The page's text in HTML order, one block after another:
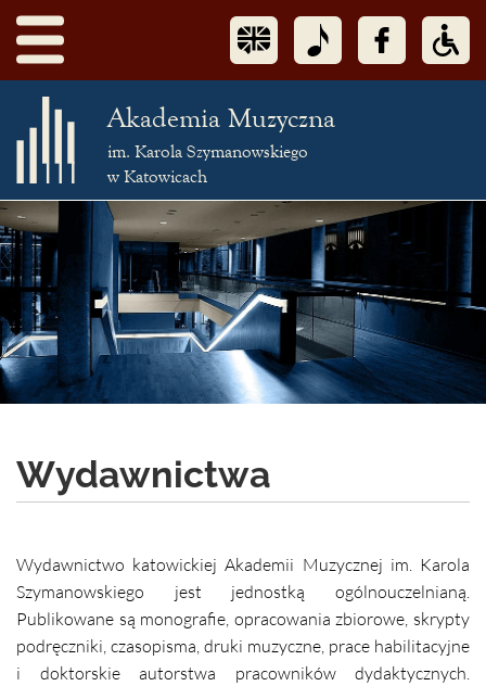
Akademia Muzyczna
im. Karola Szymanowskiego
w Katowicach
Wydawnictwa
Wydawnictwo katowickiej Akademii Muzycznej im. Karola
Szymanowskiego jest jednostką ogólnouczelnianą.
Publikowane są monografie, opracowania zbiorowe, skrypty
podręczniki, czasopisma, druki muzyczne, prace habilitacyjne
i doktorskie autorstwa pracowników dydaktycznych.